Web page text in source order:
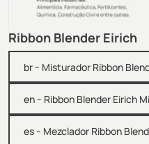
Ribbon Blender Eirich
br - Misturador Ribbon
en - Ribbon Blender Eirich
es - Mezclador Ribbon